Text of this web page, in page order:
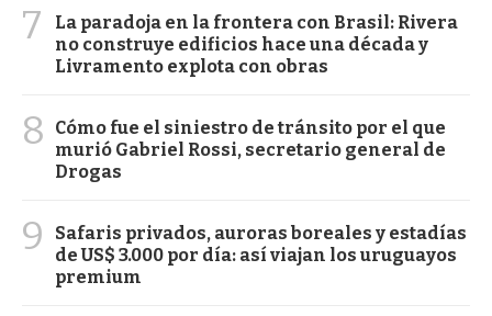
7
La paradoja en la frontera con Brasil: Rivera
no construye edificios hace una década y
Livramento explota con obras
8
Cómo fue el siniestro de tránsito por el que
murió Gabriel Rossi, secretario general de
Drogas
9
Safaris privados, auroras boreales y estadías
de US$ 3.000 por día: así viajan los uruguayos
premium